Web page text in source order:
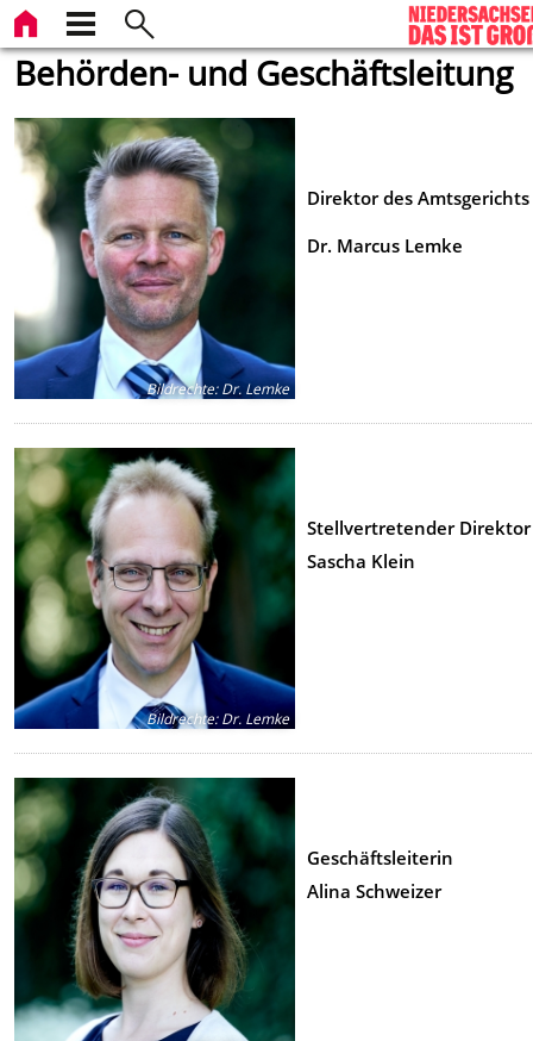
Behörden- und Geschäftsleitung
Bildrechte:Dr. Lemke
Direktor des Amtsgerichts
Dr. Marcus Lemke
Bildrechte:Dr. Lemke
Stellvertretender Direktor
Sascha Klein
Geschäftsleiterin
Alina Schweizer